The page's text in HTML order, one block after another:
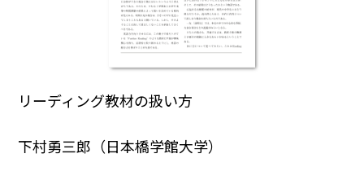
リーディング教材の扱い方
下村勇三郎（日本橋学館大学）